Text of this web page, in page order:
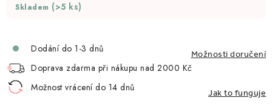
Skladem (>5 ks)
Dodání do 1-3 dnů Možnosti doručení
Doprava zdarma při nákupu nad 2000 Kč
Možnost vrácení do 14 dnů
Jak to funguje